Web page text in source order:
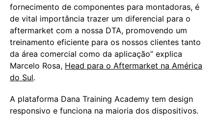
fornecimento de componentes para montadoras, é
de vital importância trazer um diferencial para o
aftermarket com a nossa DTA, promovendo um
treinamento eficiente para os nossos clientes tanto
da área comercial como da aplicação” explica
Marcelo Rosa, Head para o Aftermarket na América
do Sul.
A plataforma Dana Training Academy tem design
responsivo e funciona na maioria dos dispositivos.